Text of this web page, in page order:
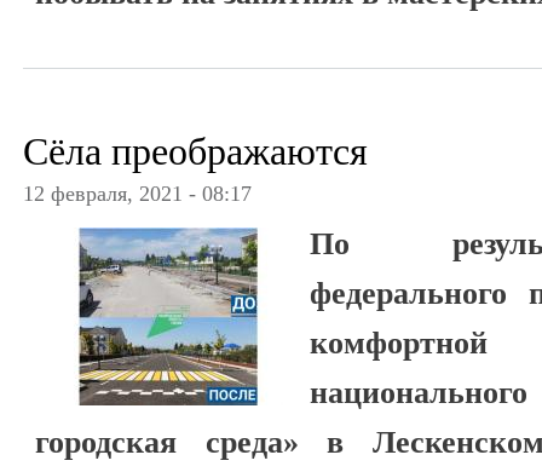
Сёла преображаются
12 февраля, 2021 - 08:17
По
федерального
городская среда» в